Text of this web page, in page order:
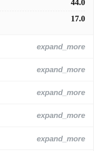
44.0
17.0
expand_more
expand_more
expand_more
expand_more
expand_more